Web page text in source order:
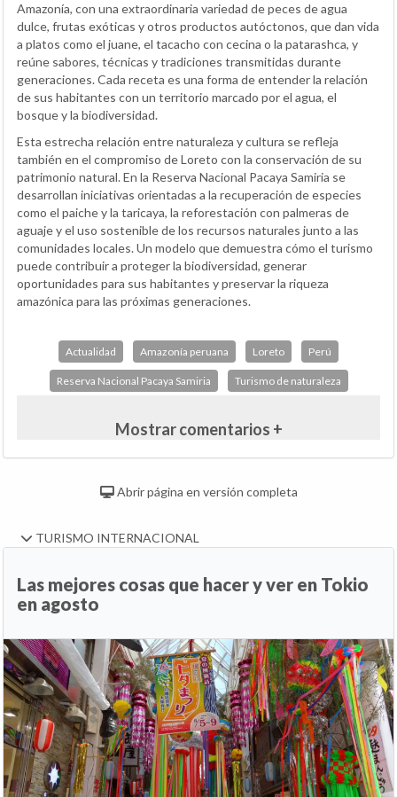
Amazonía, con una extraordinaria variedad de peces de agua
dulce, frutas exóticas y otros productos autóctonos, que dan vida
a platos como el juane, el tacacho con cecina o la patarashca, y
reúne sabores, técnicas y tradiciones transmitidas durante
generaciones. Cada receta es una forma de entender la relación
de sus habitantes con un territorio marcado por el agua, el
bosque y la biodiversidad.
Esta estrecha relación entre naturaleza y cultura se refleja
también en el compromiso de Loreto con la conservación de su
patrimonio natural. En la Reserva Nacional Pacaya Samiria se
desarrollan iniciativas orientadas a la recuperación de especies
como el paiche y la taricaya, la reforestación con palmeras de
aguaje y el uso sostenible de los recursos naturales junto a las
comunidades locales. Un modelo que demuestra cómo el turismo
puede contribuir a proteger la biodiversidad, generar
oportunidades para sus habitantes y preservar la riqueza
amazónica para las próximas generaciones.
Actualidad Amazonía peruana Loreto Perú
Reserva Nacional Pacaya Samiria Turismo de naturaleza
Mostrar comentarios +
Abrir página en versión completa
TURISMO INTERNACIONAL
Las mejores cosas que hacer y ver en Tokio
en agosto
Anterior